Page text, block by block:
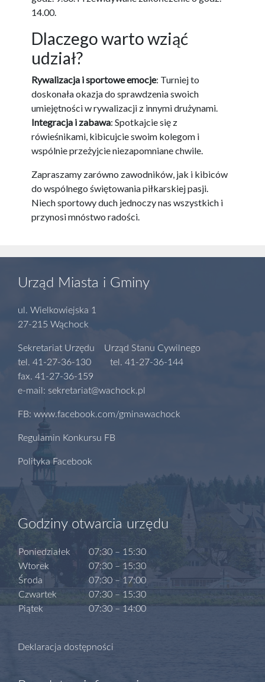
14.00.
Dlaczego warto wziąć
udział?
Rywalizacja i sportowe emocje: Turniej to
doskonała okazja do sprawdzenia swoich
umiejętności w rywalizacji z innymi drużynami.
Integracja i zabawa: Spotkajcie się z
rówieśnikami, kibicujcie swoim kolegom i
wspólnie przeżyjcie niezapomniane chwile.
Zapraszamy zarówno zawodników, jak i kibiców
do wspólnego świętowania piłkarskiej pasji.
Niech sportowy duch jednoczy nas wszystkich i
przynosi mnóstwo radości.
Urząd Miasta i Gminy
ul. Wielkowiejska 1
27-215 Wąchock
Sekretariat Urzędu Urząd Stanu Cywilnego
tel. 41-27-36-130 tel. 41-27-36-144
fax. 41-27-36-159
e-mail: sekretariat@wachock.pl
FB: www.facebook.com/gminawachock
Regulamin Konkursu FB
Polityka Facebook
Godziny otwarcia urzędu
Poniedziałek
Wtorek
Środa
Czwartek
Piątek
07:30 – 15:30
07:30 – 15:30
07:30 – 17:00
07:30 – 15:30
07:30 – 14:00
Deklaracja dostępności